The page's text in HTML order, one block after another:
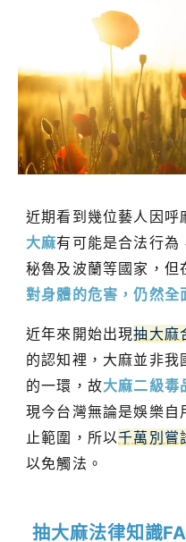
近期看到幾位藝人因呼
大麻有可能是合法行為
秘魯及波蘭等國家，但
對身體的危害，仍然全
近年來開始出現抽大麻
的認知裡，大麻並非我
的一環，故大麻二級毒
現今台灣無論是娛樂自
止範圍，所以千萬別嘗
以免觸法。
抽大麻法律知識